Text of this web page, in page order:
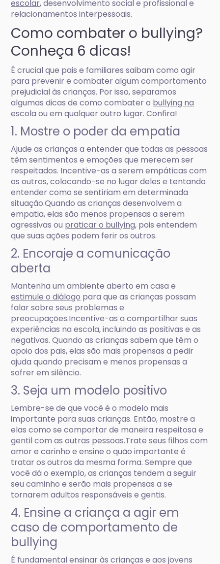
escolar, desenvolvimento social e profissional e
relacionamentos interpessoais.
Como combater o bullying?
Conheça 6 dicas!
É crucial que pais e familiares saibam como agir
para prevenir e combater algum comportamento
prejudicial às crianças. Por isso, separamos
algumas dicas de como combater o bullying na
escola ou em qualquer outro lugar. Confira!
1. Mostre o poder da empatia
Ajude as crianças a entender que todas as pessoas
têm sentimentos e emoções que merecem ser
respeitados. Incentive-as a serem empáticas com
os outros, colocando-se no lugar deles e tentando
entender como se sentiriam em determinada
situação.Quando as crianças desenvolvem a
empatia, elas são menos propensas a serem
agressivas ou praticar o bullying, pois entendem
que suas ações podem ferir os outros.
2. Encoraje a comunicação
aberta
Mantenha um ambiente aberto em casa e
estimule o diálogo para que as crianças possam
falar sobre seus problemas e
preocupações.Incentive-as a compartilhar suas
experiências na escola, incluindo as positivas e as
negativas. Quando as crianças sabem que têm o
apoio dos pais, elas são mais propensas a pedir
ajuda quando precisam e menos propensas a
sofrer em silêncio.
3. Seja um modelo positivo
Lembre-se de que você é o modelo mais
importante para suas crianças. Então, mostre a
elas como se comportar de maneira respeitosa e
gentil com as outras pessoas.Trate seus filhos com
amor e carinho e ensine o quão importante é
tratar os outros da mesma forma. Sempre que
você dá o exemplo, as crianças tendem a seguir
seu caminho e serão mais propensas a se
tornarem adultos responsáveis e gentis.
4. Ensine a criança a agir em
caso de comportamento de
bullying
É fundamental ensinar às crianças e aos jovens